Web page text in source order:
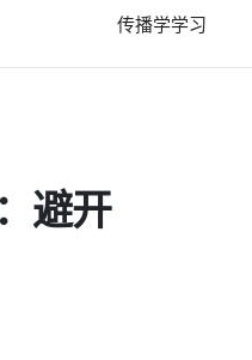
传播学学习
避开